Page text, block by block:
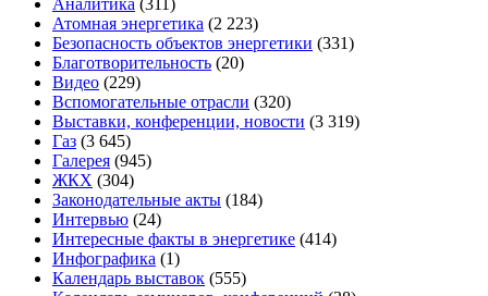
Атомная энергетика (2 223)
Безопасность объектов энергетики (331)
Благотворительность (20)
Видео (229)
Вспомогательные отрасли (320)
Выставки, конференции, новости (3 319)
Газ (3 645)
Галерея (945)
ЖКХ (304)
Законодательные акты (184)
Интервью (24)
Интересные факты в энергетике (414)
Инфографика (1)
Календарь выставок (555)